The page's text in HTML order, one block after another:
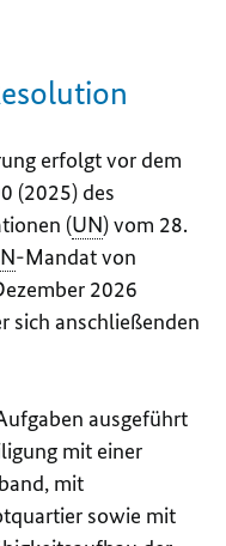
erfolgt vor dem
(2025) des
(UN) vom 28.
-Mandat von
2026
sich anschließenden
ausgeführt
mit einer
mit
sowie mit